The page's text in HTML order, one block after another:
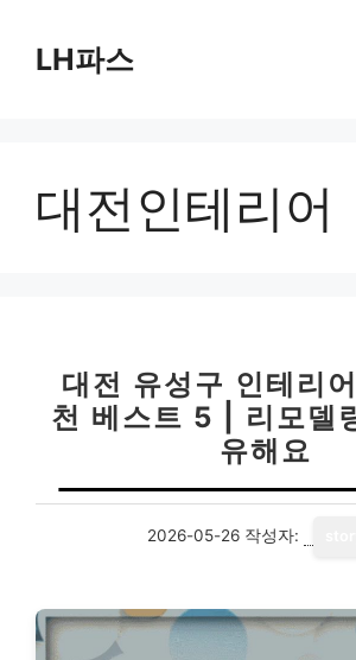
LH파스
대전인테리어
대전 유성구 인테리
천 베스트 5 | 리모델
유해요
2026-05-26 작성자: